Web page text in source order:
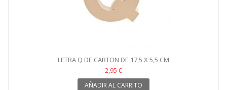
LETRA Q DE CARTON DE 17,5 X 5,5 CM
2,95 €
AÑADIR AL CARRITO